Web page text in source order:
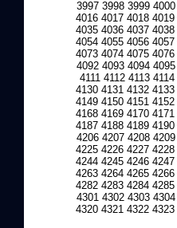
3997 3998 3999 4000
4016 4017 4018 4019
4035 4036 4037 4038
4054 4055 4056 4057
4073 4074 4075 4076
4092 4093 4094 4095
4111 4112 4113 4114
4130 4131 4132 4133
4149 4150 4151 4152
4168 4169 4170 4171
4187 4188 4189 4190
4206 4207 4208 4209
4225 4226 4227 4228
4244 4245 4246 4247
4263 4264 4265 4266
4282 4283 4284 4285
4301 4302 4303 4304
4320 4321 4322 4323